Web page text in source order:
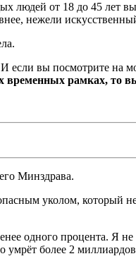
людей от 18 до 45 лет
нежели
вы посмотрите на
рамках, то
Минздрава.
уколом, который
одного процента. Я
более 2